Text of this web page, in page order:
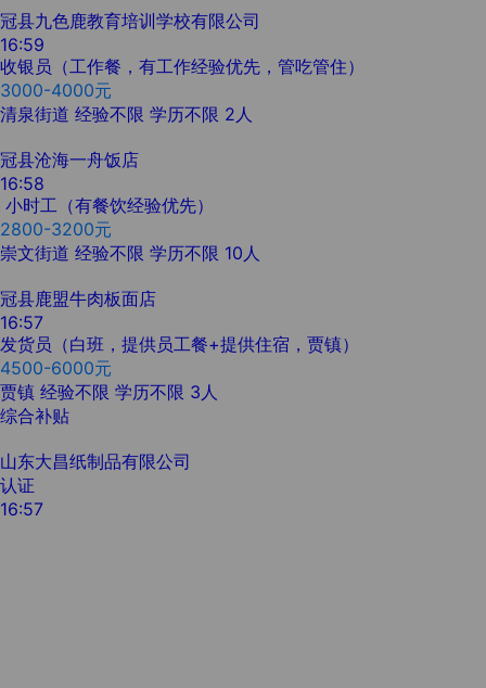
冠县九色鹿教育培训学校有限公司
16:59
收银员（工作餐，有工作经验优先，管吃管住）
3000-4000元
清泉街道 经验不限 学历不限 2人
冠县沧海一舟饭店
16:58
小时工（有餐饮经验优先）
2800-3200元
崇文街道 经验不限 学历不限 10人
冠县鹿盟牛肉板面店
16:57
发货员（白班，提供员工餐+提供住宿，贾镇）
4500-6000元
贾镇 经验不限 学历不限 3人
综合补贴
山东大昌纸制品有限公司
认证
16:57